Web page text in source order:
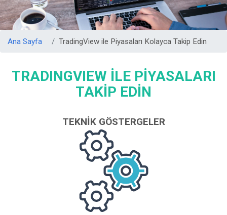
Ana Sayfa TradingView ile Piyasaları Kolayca Takip Edin
TRADINGVIEW İLE PİYASALARI
TAKİP EDİN
TEKNIK GÖSTERGELER